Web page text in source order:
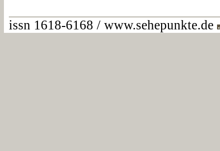
issn 1618-6168 / www.sehepunkte.de